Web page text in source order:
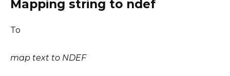
Mapping string to ndef
To
map text to NDEF